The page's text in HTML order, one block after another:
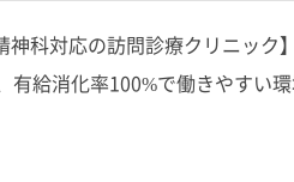
神科対応の訪問診療クリニック】
有給消化率100%で働きやすい